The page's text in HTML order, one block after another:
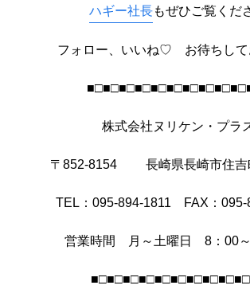
ハギー社長もぜひご覧くだ
フォロー、いいね♡ お待ちして
株式会社ヌリケン・プラ
〒852-8154 長崎県長崎市住吉
TEL：095-894-1811 FAX：095-
営業時間 月～土曜日 8：00